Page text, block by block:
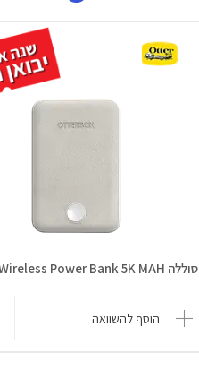
סוללה Wireless Power Bank 5K MAH
הוסף להשוואה